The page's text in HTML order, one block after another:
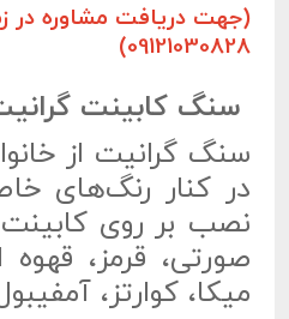
(جهت دریافت مشاوره در
09121030828)
سنگ کابینت
سنگ گرانیت از
در کنار رنگ‌های
نصب بر روی
صورتی، قرمز،
میکا، کوارتز،